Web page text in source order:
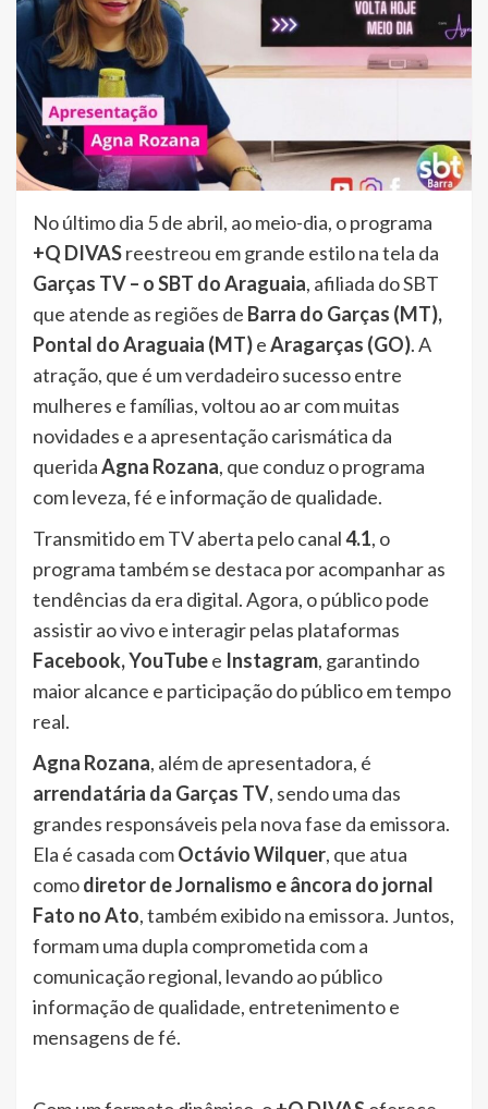
No último dia 5 de abril, ao meio-dia, o programa
+Q DIVASreestreou em grande estilo na tela da
Garças TV – o SBT do Araguaia, afiliada do SBT
que atende as regiões de Barra do Garças (MT),
Pontal do Araguaia (MT)eAragarças (GO). A
atração, que é um verdadeiro sucesso entre
mulheres e famílias, voltou ao ar com muitas
novidades e a apresentação carismática da
queridaAgna Rozana, que conduz o programa
com leveza, fé e informação de qualidade.
Transmitido em TV aberta pelo canal4.1, o
programa também se destaca por acompanhar as
tendências da era digital. Agora, o público pode
assistir ao vivo e interagir pelas plataformas
Facebook, YouTubee Instagram, garantindo
maior alcance e participação do público em tempo
real.
Agna Rozana, além de apresentadora, é
arrendatária da Garças TV, sendo uma das
grandes responsáveis pela nova fase da emissora.
Ela é casada comOctávio Wilquer, que atua
comodiretor de Jornalismo e âncora do jornal
Fato no Ato, também exibido na emissora. Juntos,
formam uma dupla comprometida com a
comunicação regional, levando ao público
informação de qualidade, entretenimento e
mensagens de fé.